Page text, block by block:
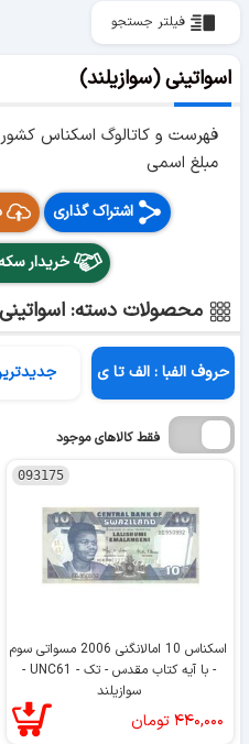
فیلتر جستجو
اسواتینی (سوازیلند)
فهرست و کاتالوگ اسکناس کشور
مبلغ اسمی
اشتراک گذاری
خریدار
محصولات دسته:
حروف الفبا : الف تا ی
فقط کالاهای موجود
093175
اسکناس 10 امالانگنی 2006 مسواتی سوم
- با آیه کتاب مقدس - تک - UNC61 -
سوازیلند
۴۴۰,۰۰۰ تومان